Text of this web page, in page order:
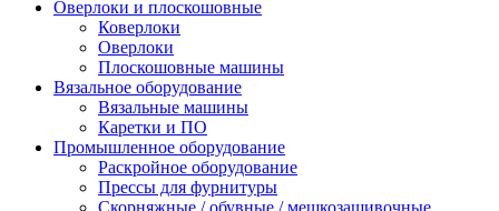
Оверлоки и плоскошовные
Коверлоки
Оверлоки
Плоскошовные машины
Вязальное оборудование
Вязальные машины
Каретки и ПО
Промышленное оборудование
Раскройное оборудование
Прессы для фурнитуры